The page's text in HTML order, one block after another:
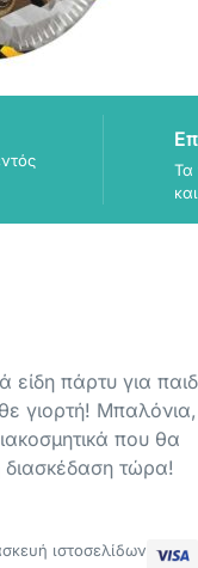
Τα
πάρτυ για
γιορτή! Μπαλόνια,
που θα
διασκέδαση τώρα!
ιστοσελίδων